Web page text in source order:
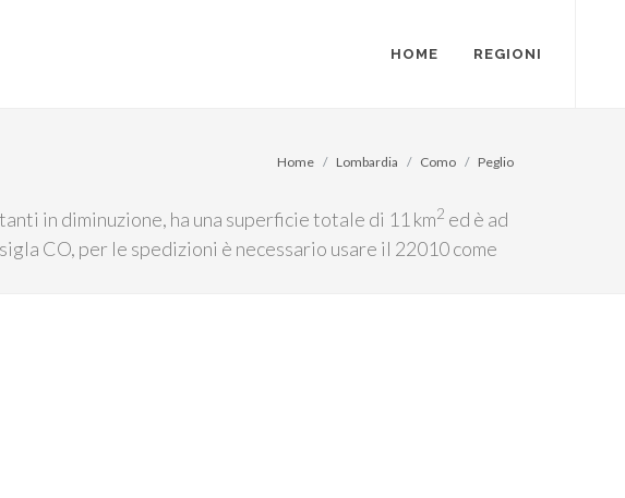
HOME REGIONI
in diminuzione, ha una superficie totale di 11 km2 ed è ad
CO, per le spedizioni è necessario usare il 22010 come
Home Lombardia Como Peglio